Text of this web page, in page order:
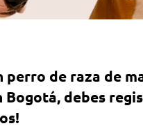
perro de raza de
Bogotá, debes